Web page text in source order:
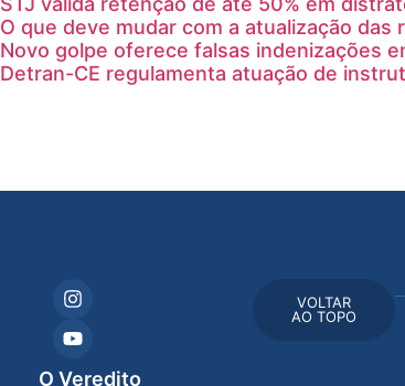
O que deve mudar com a atualização
Novo golpe oferece falsas indenizações
Detran-CE regulamenta atuação de
VOLTAR
AO TOPO
O Veredito